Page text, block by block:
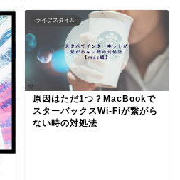
ライフスタイル
原因はただ1つ？MacBookで
スターバックスWi-Fiが繋がら
ない時の対処法